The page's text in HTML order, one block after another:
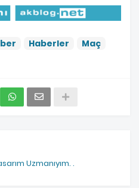
Haberler
Maç
Uzmanıyım. .